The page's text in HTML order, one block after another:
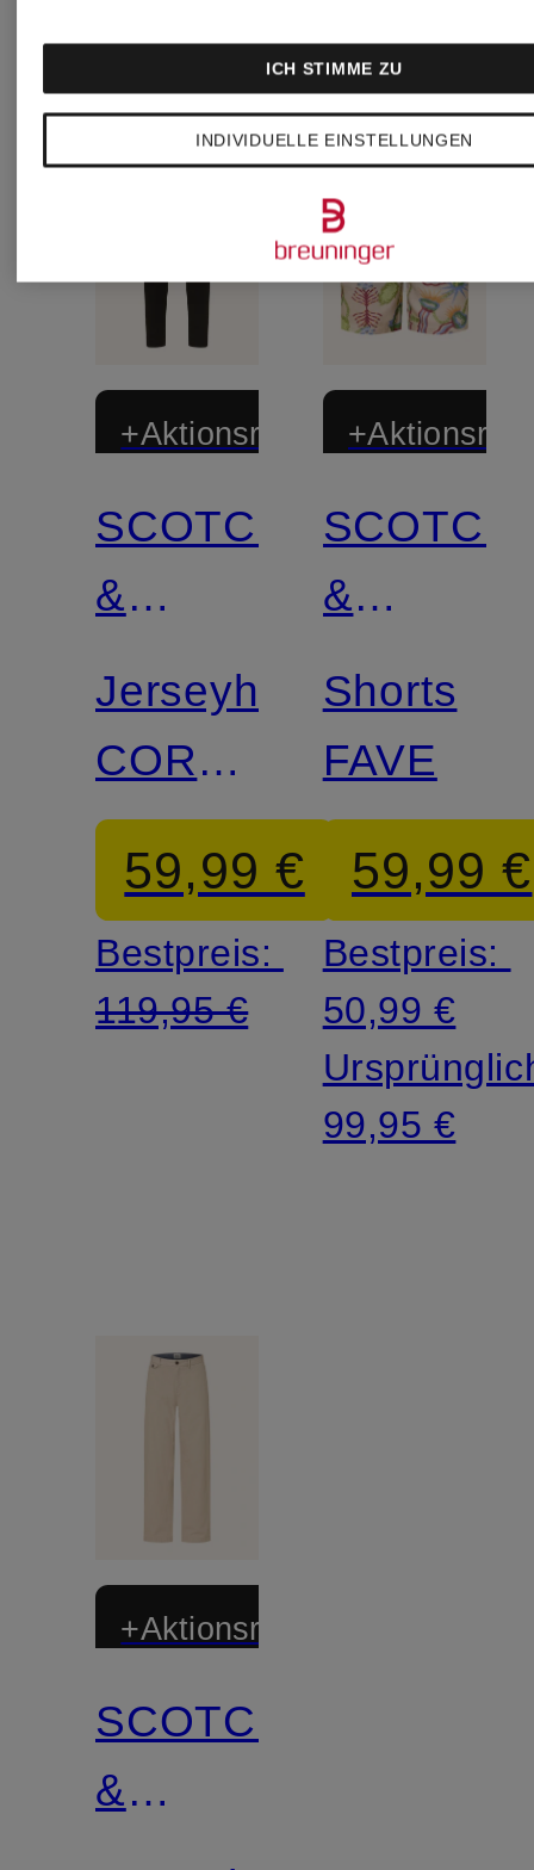
+Aktionsrabatt
SCOTCH
&
SODA
Jerseyhose
CORE
Super
Slim Fit
59,99 €
Bestpreis:
119,95 €
SCOTCH
&
SODA
Shorts
FAVE
59,99 €
Bestpreis:
50,99 €
99,95 €
+Aktionsrabatt
SCOTCH
&
INDIVIDUELLE EINSTELLUNGEN
ICH STIMME ZU